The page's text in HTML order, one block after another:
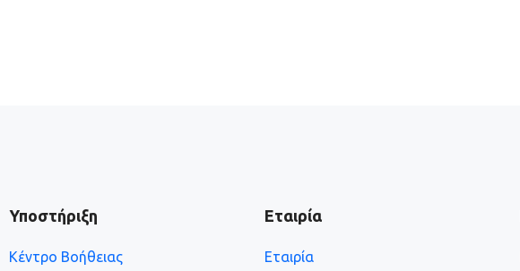
Υποστήριξη
Κέντρο Βοήθειας
Εταιρία
Εταιρία